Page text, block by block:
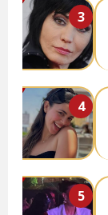
3
4
5